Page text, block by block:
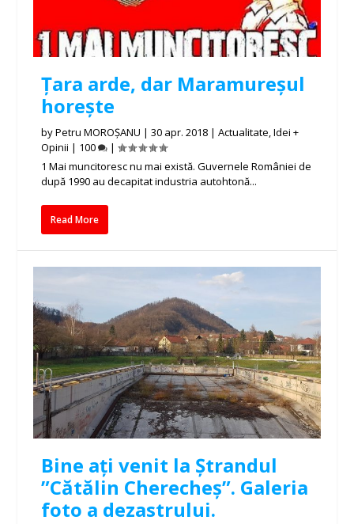
Țara arde, dar Maramureșul
horește
byPetru MOROȘANU |30 apr. 2018 |Actualitate ,Idei +
Opinii | 100
|
1 Mai muncitoresc nu mai există. Guvernele României de
după 1990 au decapitat industria autohtonă...
Read More
Bine ați venit la Ștrandul
”Cătălin Cherecheș”. Galeria
foto a dezastrului.